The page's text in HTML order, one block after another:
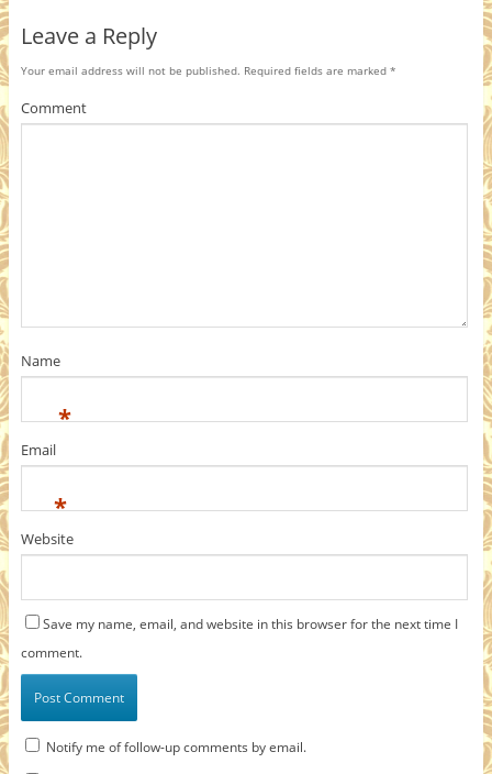
Leave a Reply
Your email address will not be published. Required fields are marked *
Comment
Name
*
Email
*
Website
Save my name, email, and website in this browser for the next time I
comment.
Notify me of follow-up comments by email.